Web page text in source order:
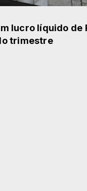
lucro líquido de
trimestre